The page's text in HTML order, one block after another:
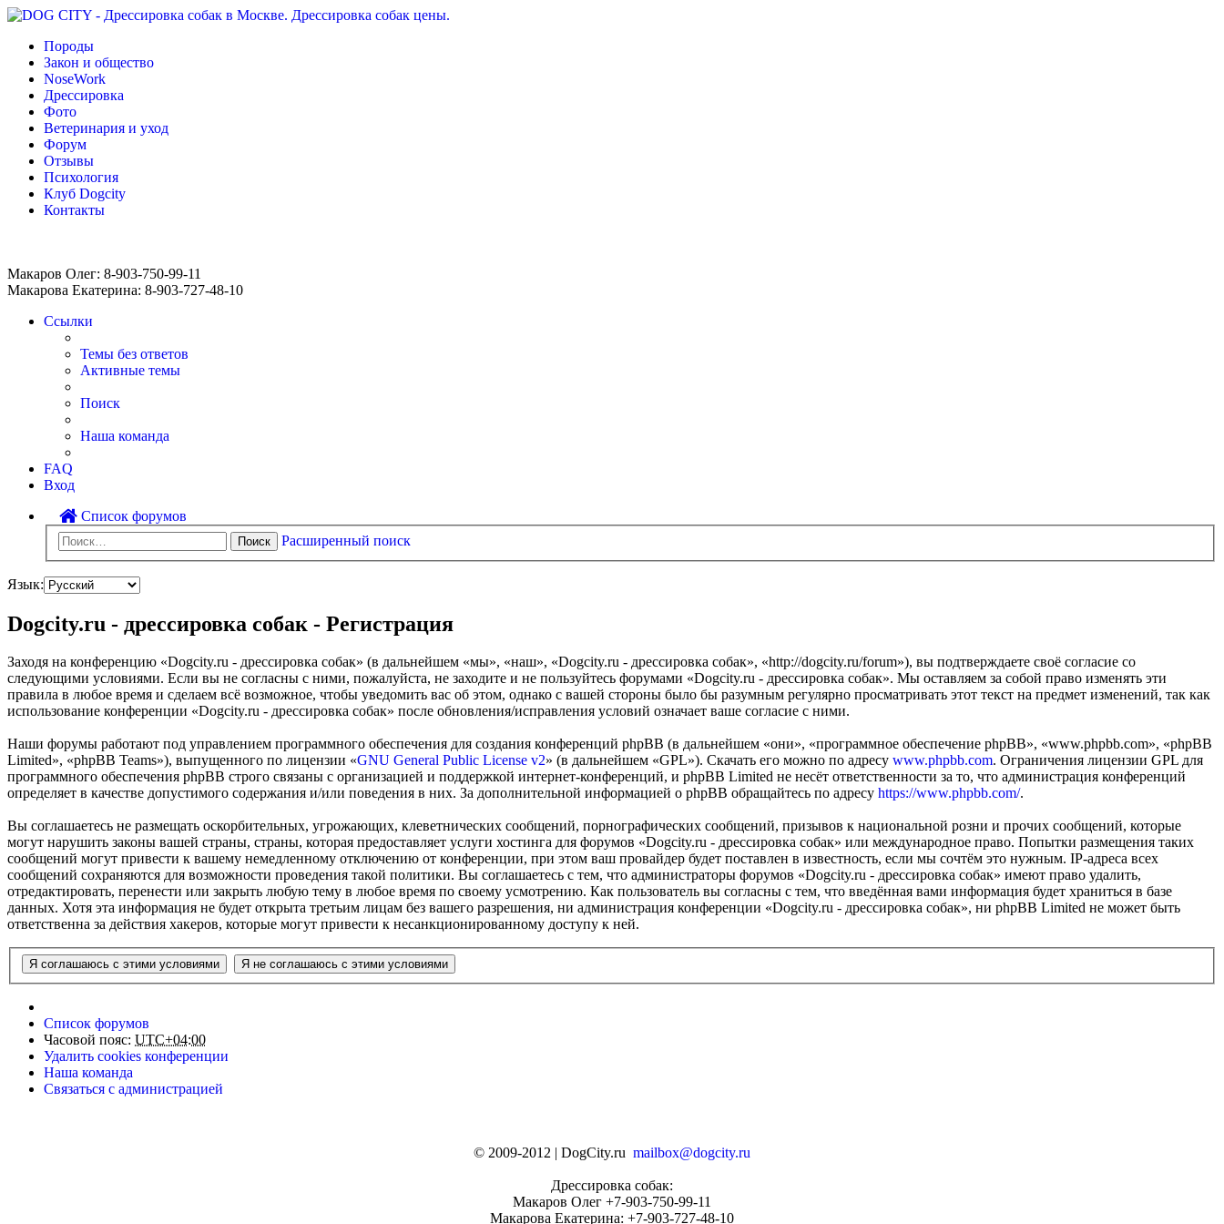
Породы
Закон и общество
NoseWork
Дрессировка
Фото
Ветеринария и уход
Форум
Отзывы
Психология
Клуб Dogcity
Контакты
Макаров Олег: 8-903-750-99-11
Макарова Екатерина: 8-903-727-48-10
Ссылки
Темы без ответов
Активные темы
Поиск
Наша команда
FAQ
Вход
Список форумов
Поиск Расширенный поиск
Язык:
Dogcity.ru - дрессировка собак - Регистрация
Заходя на конференцию «Dogcity.ru - дрессировка собак» (в дальнейшем «мы», «наш», «Dogcity.ru - дрессировка собак», «http://dogcity.ru/forum»), вы подтверждаете своё согласие со
следующими условиями. Если вы не согласны с ними, пожалуйста, не заходите и не пользуйтесь форумами «Dogcity.ru - дрессировка собак». Мы оставляем за собой право изменять эти
правила в любое время и сделаем всё возможное, чтобы уведомить вас об этом, однако с вашей стороны было бы разумным регулярно просматривать этот текст на предмет изменений, так как
использование конференции «Dogcity.ru - дрессировка собак» после обновления/исправления условий означает ваше согласие с ними.
Наши форумы работают под управлением программного обеспечения для создания конференций phpBB (в дальнейшем «они», «программное обеспечение phpBB», «www.phpbb.com», «phpBB
Limited», «phpBB Teams»), выпущенного по лицензии «GNU General Public License v2» (в дальнейшем «GPL»). Скачать его можно по адресу www.phpbb.com. Ограничения лицензии GPL для
программного обеспечения phpBB строго связаны с организацией и поддержкой интернет-конференций, и phpBB Limited не несёт ответственности за то, что администрация конференций
определяет в качестве допустимого содержания и/или поведения в них. За дополнительной информацией о phpBB обращайтесь по адресу https://www.phpbb.com/.
Вы соглашаетесь не размещать оскорбительных, угрожающих, клеветнических сообщений, порнографических сообщений, призывов к национальной розни и прочих сообщений, которые
могут нарушить законы вашей страны, страны, которая предоставляет услуги хостинга для форумов «Dogcity.ru - дрессировка собак» или международное право. Попытки размещения таких
сообщений могут привести к вашему немедленному отключению от конференции, при этом ваш провайдер будет поставлен в известность, если мы сочтём это нужным. IP-адреса всех
сообщений сохраняются для возможности проведения такой политики. Вы соглашаетесь с тем, что администраторы форумов «Dogcity.ru - дрессировка собак» имеют право удалить,
отредактировать, перенести или закрыть любую тему в любое время по своему усмотрению. Как пользователь вы согласны с тем, что введённая вами информация будет храниться в базе
данных. Хотя эта информация не будет открыта третьим лицам без вашего разрешения, ни администрация конференции «Dogcity.ru - дрессировка собак», ни phpBB Limited не может быть
ответственна за действия хакеров, которые могут привести к несанкционированному доступу к ней.
Список форумов
Часовой пояс: UTC+04:00
Удалить cookies конференции
Наша команда
Связаться с администрацией
© 2009-2012 | DogCity.ru mailbox@dogcity.ru
Дрессировка собак:
Макаров Олег +7-903-750-99-11
Макарова Екатерина: +7-903-727-48-10